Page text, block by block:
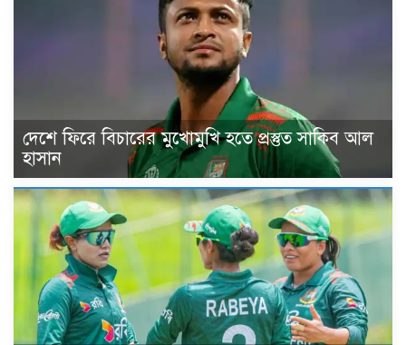
দেশে ফিরে বিচারের মুখোমুখি হতে প্রস্তুত সাকিব আল
হাসান